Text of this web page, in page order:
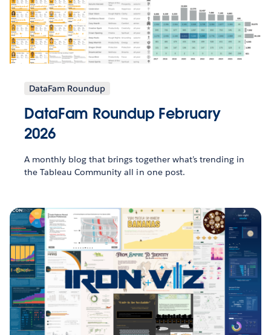
DataFam Roundup
DataFam Roundup February
2026
A monthly blog that brings together what’s trending in
the Tableau Community all in one post.